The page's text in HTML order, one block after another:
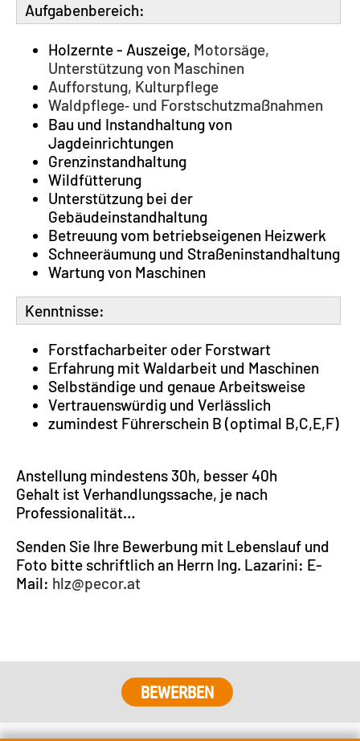
Aufgabenbereich:
Holzernte - Auszeige, Motorsäge,
Unterstützung von Maschinen
Aufforstung, Kulturpflege
Waldpflege‐ und Forstschutzmaßnahmen
Bau und Instandhaltung von
Jagdeinrichtungen
Grenzinstandhaltung
Wildfütterung
Unterstützung bei der
Gebäudeinstandhaltung
Betreuung vom betriebseigenen Heizwerk
Schneeräumung und Straßeninstandhaltung
Wartung von Maschinen
Kenntnisse:
Forstfacharbeiter oder Forstwart
Erfahrung mit Waldarbeit und Maschinen
Selbständige und genaue Arbeitsweise
Vertrauenswürdig und Verlässlich
zumindest Führerschein B (optimal B,C,E,F)
Anstellung mindestens 30h, besser 40h
Gehalt ist Verhandlungssache, je nach
Professionalität…
Senden Sie Ihre Bewerbung mit Lebenslauf und
Foto bitte schriftlich an Herrn Ing. Lazarini: E-
Mail: hlz@pecor.at
BEWERBEN